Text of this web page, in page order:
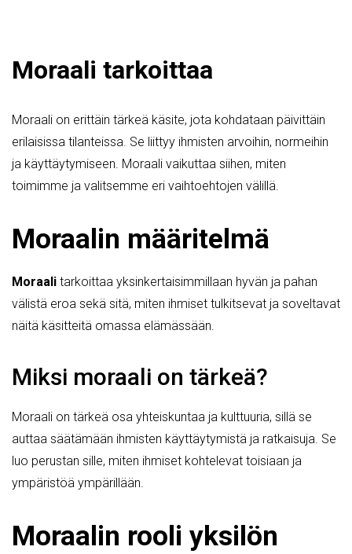
Moraali tarkoittaa
Moraali on erittäin tärkeä käsite, jota kohdataan päivittäin
erilaisissa tilanteissa. Se liittyy ihmisten arvoihin, normeihin
ja käyttäytymiseen. Moraali vaikuttaa siihen, miten
toimimme ja valitsemme eri vaihtoehtojen välillä.
Moraalin määritelmä
Moraali tarkoittaa yksinkertaisimmillaan hyvän ja pahan
välistä eroa sekä sitä, miten ihmiset tulkitsevat ja soveltavat
näitä käsitteitä omassa elämässään.
Miksi moraali on tärkeä?
Moraali on tärkeä osa yhteiskuntaa ja kulttuuria, sillä se
auttaa säätämään ihmisten käyttäytymistä ja ratkaisuja. Se
luo perustan sille, miten ihmiset kohtelevat toisiaan ja
ympäristöä ympärillään.
Moraalin rooli yksilön